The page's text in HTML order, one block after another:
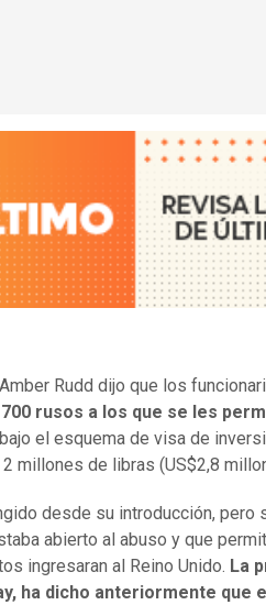
Rudd dijo que los
700 rusos a los que se les
bajo el esquema de visa de
millones de libras (US$2,8
desde su introducción, pero
abierto al abuso y que
ingresaran al Reino Unido. La
ha dicho anteriormente que